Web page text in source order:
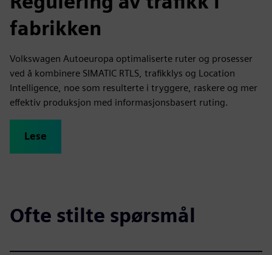
fabrikken
Volkswagen Autoeuropa optimaliserte ruter og prosesser
ved å kombinere SIMATIC RTLS, trafikklys og Location
Intelligence, noe som resulterte i tryggere, raskere og mer
effektiv produksjon med informasjonsbasert ruting.
Lese
Ofte stilte spørsmål